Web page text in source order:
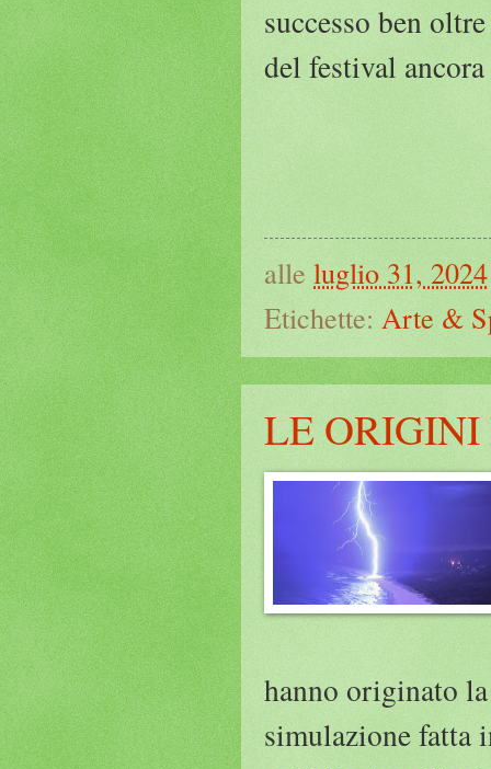
successo ben
del festival
alle luglio 31, 2024
Etichette: Arte &
LE
hanno originato
simulazione fatta